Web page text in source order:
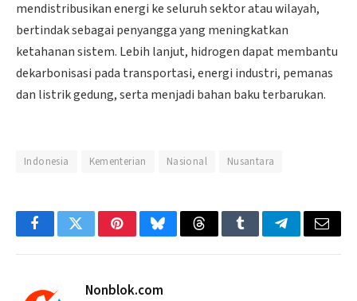
mendistribusikan energi ke seluruh sektor atau wilayah,
bertindak sebagai penyangga yang meningkatkan
ketahanan sistem. Lebih lanjut, hidrogen dapat membantu
dekarbonisasi pada transportasi, energi industri, pemanas
dan listrik gedung, serta menjadi bahan baku terbarukan.
Indonesia Kementerian Nasional Nusantara
FacebookTwitterPinterestBlueskyThreadsTumblrTelegramEmail
Nonblok.com